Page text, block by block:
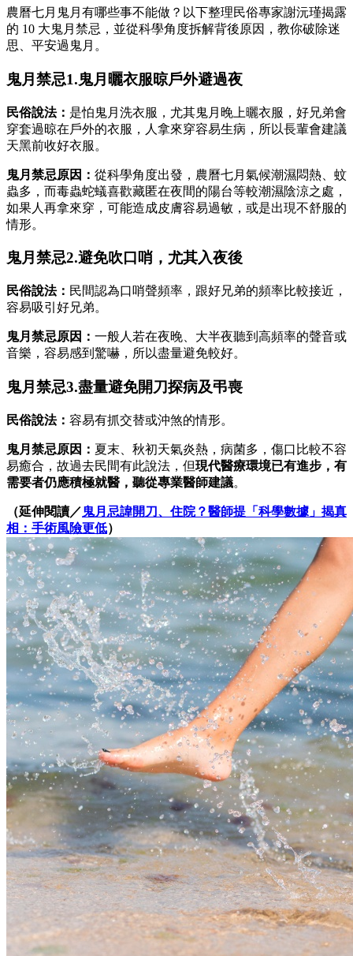
農曆七月鬼月有哪些事不能做？以下整理民俗專家謝沅瑾揭露
的 10 大鬼月禁忌，並從科學角度拆解背後原因，教你破除迷
思、平安過鬼月。
鬼月禁忌1.鬼月曬衣服晾戶外避過夜
民俗說法： 是怕鬼月洗衣服，尤其鬼月晚上曬衣服，好兄弟會
穿套過晾在戶外的衣服，人拿來穿容易生病，所以長輩會建議
天黑前收好衣服。
鬼月禁忌原因： 從科學角度出發，農曆七月氣候潮濕悶熱、蚊
蟲多，而毒蟲蛇蟻喜歡藏匿在夜間的陽台等較潮濕陰涼之處，
如果人再拿來穿，可能造成皮膚容易過敏，或是出現不舒服的
情形。
鬼月禁忌2.避免吹口哨，尤其入夜後
民俗說法： 民間認為口哨聲頻率，跟好兄弟的頻率比較接近，
容易吸引好兄弟。
鬼月禁忌原因： 一般人若在夜晚、大半夜聽到高頻率的聲音或
音樂，容易感到驚嚇，所以盡量避免較好。
鬼月禁忌3.盡量避免開刀探病及弔喪
民俗說法： 容易有抓交替或沖煞的情形。
鬼月禁忌原因： 夏末、秋初天氣炎熱，病菌多，傷口比較不容
易癒合，故過去民間有此說法，但現代醫療環境已有進步，有
需要者仍應積極就醫，聽從專業醫師建議。
（延伸閱讀／鬼月忌諱開刀、住院？醫師提「科學數據」揭真
相：手術風險更低）